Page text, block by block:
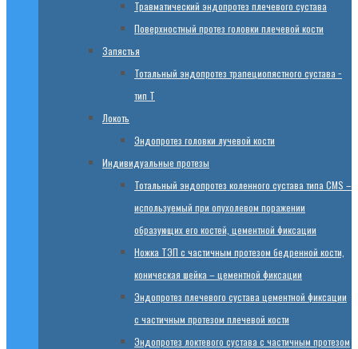
Травматический эндопротез плечевого сустава
Поверхностный протез головки плечевой кости
Запястья
Тотальный эндопротез трапециопястного сустава −
тип T
Локоть
Эндопротез головки лучевой кости
Индивидуальные протезы
Тотальный эндопротез коленного сустава типа CMS –
используемый при опухолевом поражении
образующих его костей, цементной фиксации
Ножка ТЭП с частичным протезом бедренной кости,
коническая шейка – цементной фиксации
Эндопротез плечевого сустава цементной фиксации
с частичным протезом плечевой кости
Эндопротез локтевого сустава с частичным протезом